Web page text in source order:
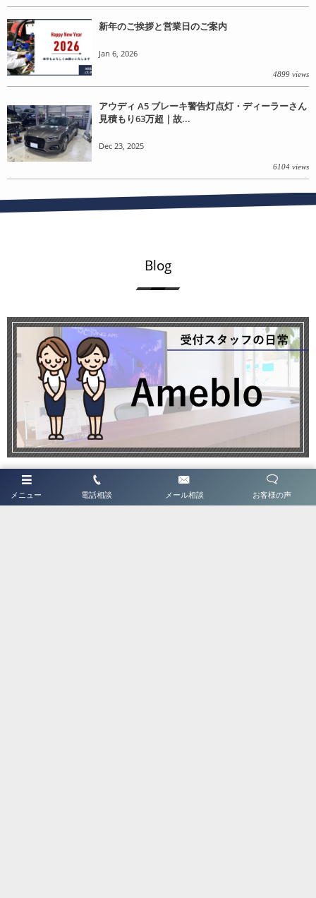
新年のご挨拶と営業日のご案内
Jan 6, 2026
4899 views
アウディ A5 ブレーキ警告灯点灯・ディーラーさん
見積もり63万超｜故...
Dec 23, 2025
6104 views
メニュー 電話相談 メール相談 お客様の声
Blog
twitter